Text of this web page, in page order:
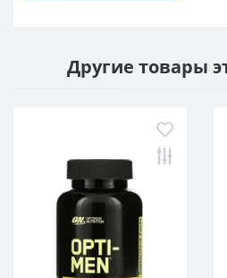
Другие товары